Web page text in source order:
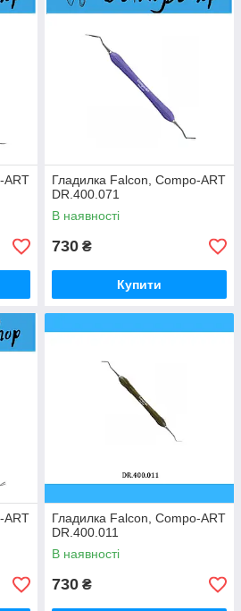
ART
Гладилка Falcon, Compo-ART
DR.400.071
В наявності
730 ₴
Купити
ART
Гладилка Falcon, Compo-ART
DR.400.011
В наявності
730 ₴